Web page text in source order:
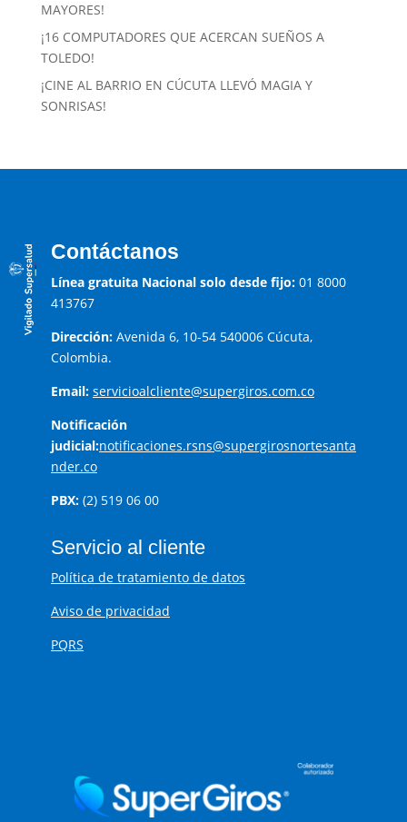
MAYORES!
¡16 COMPUTADORES QUE ACERCAN SUEÑOS A
TOLEDO!
¡CINE AL BARRIO EN CÚCUTA LLEVÓ MAGIA Y
SONRISAS!
Contáctanos
Línea gratuita Nacional solo desde fijo: 01 8000
413767
Dirección: Avenida 6, 10-54 540006 Cúcuta,
Colombia.
Email: servicioalcliente@supergiros.com.co
Notificación
judicial:notificaciones.rsns@supergirosnortesanta
nder.co
PBX: (2) 519 06 00
Servicio al cliente
Política de tratamiento de datos
Aviso de privacidad
PQRS